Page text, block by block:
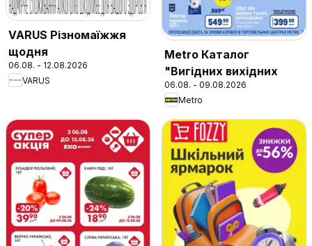
VARUS Різномаїжжя
щодня
06.08. - 12.08.2026
VARUS
Metro Каталог
"Вигідних вихідних
06.08. - 09.08.2026
Metro